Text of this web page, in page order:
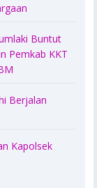
Buntut
Pemkab KKT
Berjalan
Kapolsek